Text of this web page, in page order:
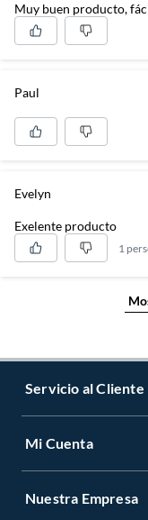
Muy buen producto,
Paul
Evelyn
Exelente producto
1
Servicio al Cliente
Contáctanos
Mi Cuenta
Registrate
Nuestra Empresa